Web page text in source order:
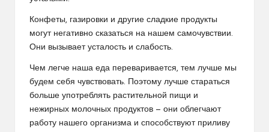
Конфеты, газировки и другие сладкие продукты
могут негативно сказаться на нашем самочувствии.
Они вызывает усталость и слабость.
Чем легче наша еда переваривается, тем лучше мы
будем себя чувствовать. Поэтому лучше стараться
больше употреблять растительной пищи и
нежирных молочных продуктов — они облегчают
работу нашего организма и способствуют приливу